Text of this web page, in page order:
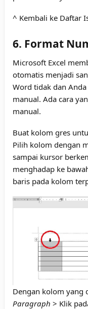
^ Kembali ke Daftar
6. Format
Microsoft Excel
otomatis menjadi
Word tidak dan
manual. Ada cara
manual.
Buat kolom gres
Pilih kolom dengan
sampai kursor
menghadap ke
baris pada kolom
Dengan kolom yang
Paragraph > Klik